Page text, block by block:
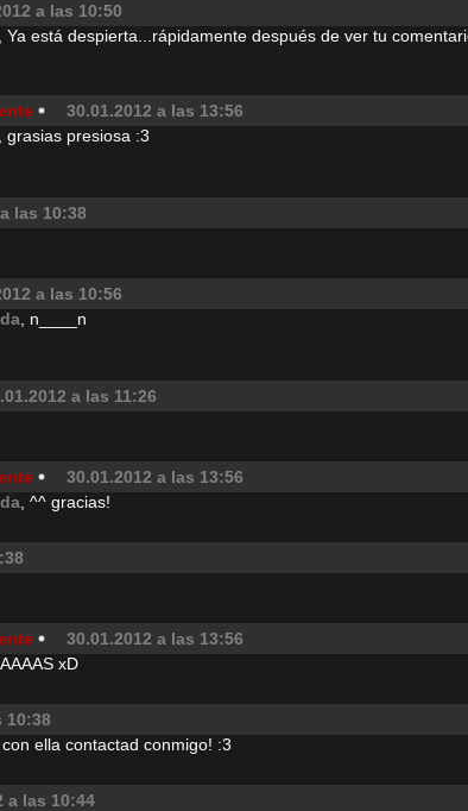
a las 10:50
, Ya está despierta...rápidamente después de ver tu
30.01.2012 a las 13:56
, grasias presiosa :3
las 10:38
a las 10:56
, n____n
a las 11:26
30.01.2012 a las 13:56
, ^^ gracias!
30.01.2012 a las 13:56
xD
10:38
ella contactad conmigo! :3
a las 10:44